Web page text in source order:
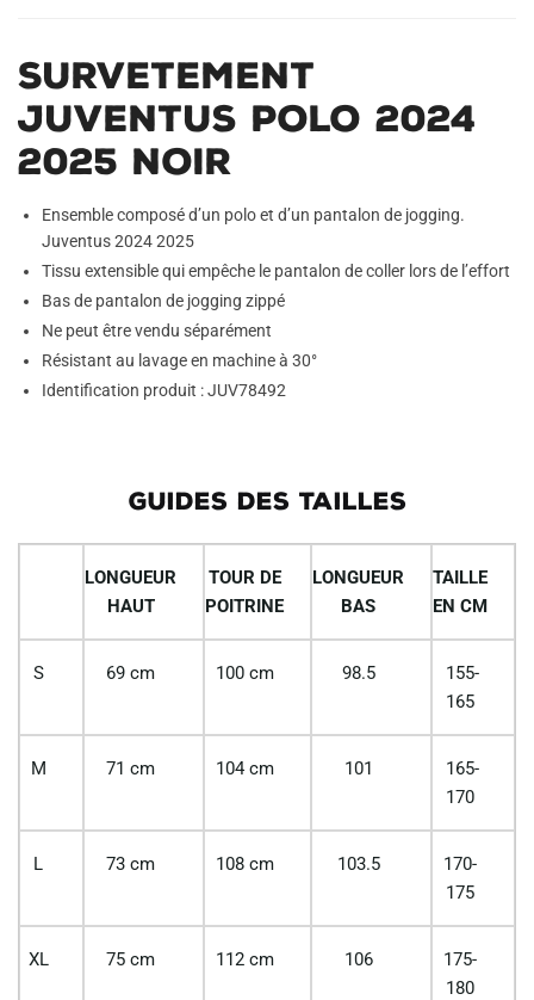
Survetement
Juventus Polo 2024
2025 Noir
Ensemble composé d’un polo et d’un pantalon de jogging.
Juventus 2024 2025
Tissu extensible qui empêche le pantalon de coller lors de l’effort
Bas de pantalon de jogging zippé
Ne peut être vendu séparément
Résistant au lavage en machine à 30°
Identification produit : JUV78492
GUIDES DES TAILLES
LONGUEUR
HAUT
TOUR DE
POITRINE
LONGUEUR
BAS
TAILLE
EN CM
S 69 cm 100 cm 98.5
155-
165
M 71 cm 104 cm 101
165-
170
L 73 cm 108 cm 103.5
170-
175
XL 75 cm 112 cm 106
175-
180